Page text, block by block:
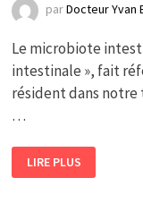
parDocteur Yvan
Le microbiote
intestinale », fait
résident dans
…
RÔLE
DU
MICROBIOTE
LIRE PLUS